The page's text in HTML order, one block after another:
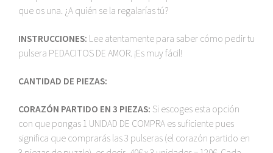
que os una. ¿A quién se la regalarías tú?
INSTRUCCIONES: Lee atentamente para saber cómo pedir tu
pulsera PEDACITOS DE AMOR. ¡Es muy fácil!
CANTIDAD DE PIEZAS:
CORAZÓN PARTIDO EN 3 PIEZAS: Si escoges esta opción
con que pongas 1 UNIDAD DE COMPRA es suficiente pues
significa que comprarás las 3 pulseras (el corazón partido en